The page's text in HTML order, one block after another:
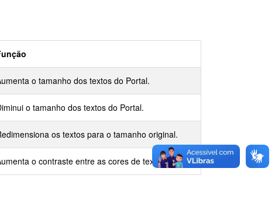
o tamanho dos textos do Portal.
o tamanho dos textos do Portal.
os textos para o tamanho original.
o contraste entre as cores de texto e fundo.